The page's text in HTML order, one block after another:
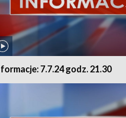
7.7.24 godz. 21.30